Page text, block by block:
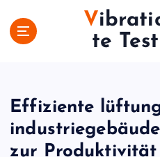
Vibrationsplat
te
Effiziente
zur Produktivität